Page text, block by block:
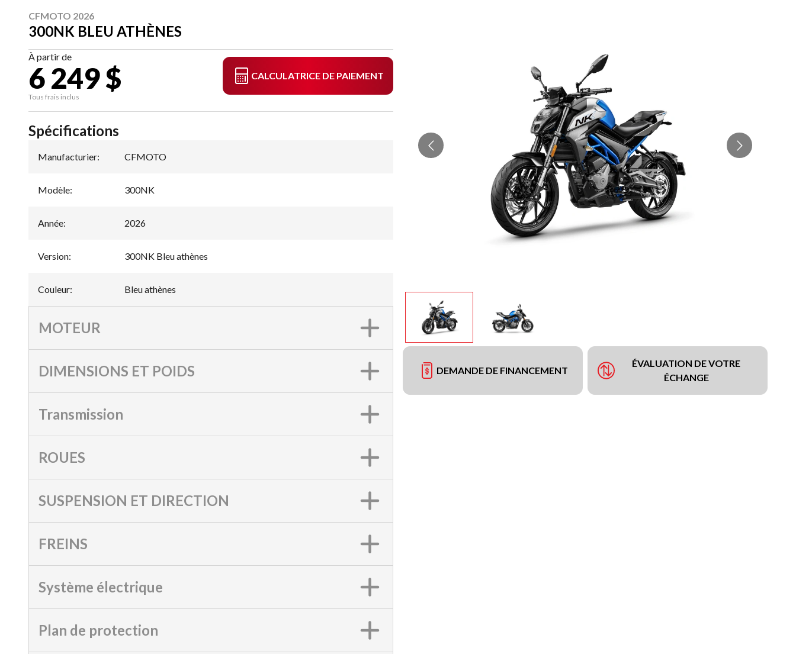
CFMOTO 2026
300NK BLEU ATHÈNES
À partir de
6 249 $
Tous frais inclus
CALCULATRICE DE PAIEMENT
DEMANDE DE FINANCEMENT
ÉVALUATION DE VOTRE
ÉCHANGE
Spécifications
Manufacturier: CFMOTO
Modèle: 300NK
Année: 2026
Version: 300NK Bleu athènes
Couleur: Bleu athènes
MOTEUR
DIMENSIONS ET POIDS
Transmission
ROUES
SUSPENSION ET DIRECTION
FREINS
Système électrique
Plan de protection